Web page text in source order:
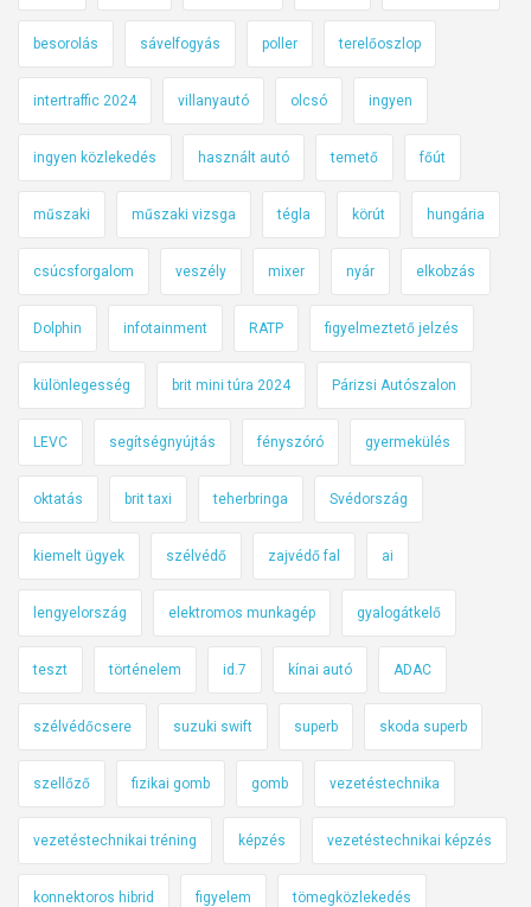
besorolás sávelfogyás poller terelőoszlop
intertraffic 2024 villanyautó olcsó ingyen
ingyen közlekedés használt autó temető főút
műszaki műszaki vizsga tégla körút hungária
csúcsforgalom veszély mixer nyár elkobzás
Dolphin infotainment RATP figyelmeztető jelzés
különlegesség brit mini túra 2024 Párizsi Autószalon
LEVC segítségnyújtás fényszóró gyermekülés
oktatás brit taxi teherbringa Svédország
kiemelt ügyek szélvédő zajvédő fal ai
lengyelország elektromos munkagép gyalogátkelő
teszt történelem id.7 kínai autó ADAC
szélvédőcsere suzuki swift superb skoda superb
szellőző fizikai gomb gomb vezetéstechnika
vezetéstechnikai tréning képzés vezetéstechnikai képzés
konnektoros hibrid figyelem tömegközlekedés